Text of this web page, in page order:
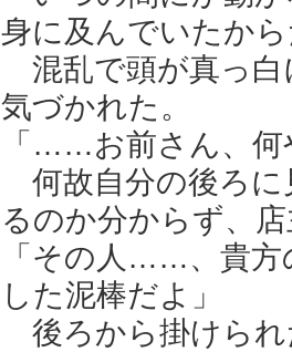
身に及んでいたか
混乱で頭が真っ白
気づかれた。
「……お前さん、何
何故自分の後ろに
るのか分からず、
「その人……、貴方
した泥棒だよ」
後ろから掛けられ